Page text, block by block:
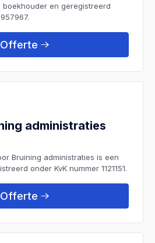
en geregistreerd
Offerte
administraties
Bruining administraties is een
onder KvK nummer 1121151.
Offerte